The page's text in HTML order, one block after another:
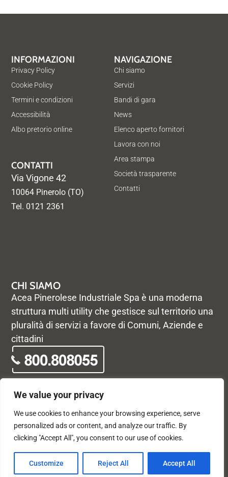
We value your privacy
We use cookies to enhance your browsing experience, serve
personalized ads or content, and analyze our traffic. By
clicking "Accept All", you consent to our use of cookies.
Customize Reject All Accept All
CHI SIAMO
Acea Pinerolese Industriale Spa è una moderna
struttura multi utility che gestisce sul territorio una
pluralità di servizi a favore di Comuni, Aziende e
cittadini
NAVIGAZIONE
Chi siamo
Servizi
Bandi di gara
News
Elenco aperto fornitori
Lavora con noi
Area stampa
Società trasparente
Contatti
INFORMAZIONI
Privacy Policy
Cookie Policy
Termini e condizioni
Accessibilità
Albo pretorio online
CONTATTI
Via Vigone 42
10064 Pinerolo (TO)
Tel. 0121 2361
© Acea Pinerolese Industriale S.p.a. – Tutti i diritti riservati. Via
Vigone 42 - 10064 Pinerolo - P. Iva e Registro delle imprese di
Torino 05059960012 - Capitale Sociale
33.915.698,68 REA di Torino: 680448
X